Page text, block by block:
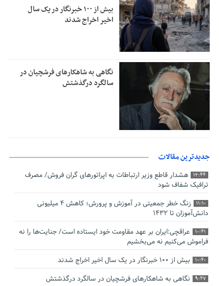
بیش از ۱۰۰ خبرنگار در یک سال
اخیر اخراج شدند
نگاهی به شاهکارهای فرشچیان در
سالگرد درگذشتش
جدیدترین مقالات
12:44
هشدار قاطع وزیر ارتباطات به اپراتورهای گران فروش/ مصرف
ترافیک شفاف شود
11:10
زنگ خطر جمعیتی در آموزش و پرورش؛ کاهش ۴ میلیونی
دانش‌آموزان تا ۱۴۳۲
10:41
عراقچی:ایران بر عهد مقاومت خود ایستاده است/ جنایت‌ها را نه
فراموش می‌کنیم نه می‌بخشیم
10:40 بیش از ۱۰۰ خبرنگار در یک سال اخیر اخراج شدند
9:47 نگاهی به شاهکارهای فرشچیان در سالگرد درگذشتش